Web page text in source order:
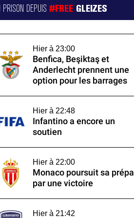
PRISON DEPUIS#FREE GLEIZES
Hier à 23:00
Benfica, Beşiktaş et
Anderlecht prennent une
option pour les barrages
Hier à 22:48
Infantino a encore un
soutien
Hier à 22:00
Monaco poursuit sa prépa
par une victoire
Hier à 21:42